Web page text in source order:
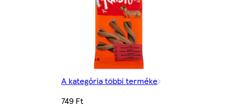
A kategória többi terméke
749 Ft